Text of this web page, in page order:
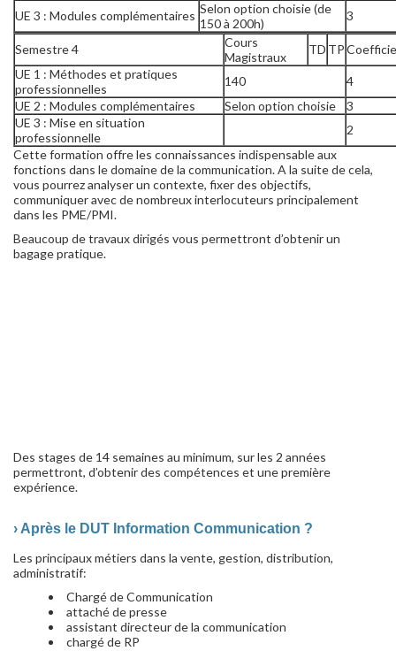
UE 3 : Modules complémentaires Selon option choisie (de
150 à 200h)
3
Semestre 4
Cours
Magistraux
TD TP
UE 1 : Méthodes et pratiques
professionnelles
140
4
UE 2 : Modules complémentaires
Selon option choisie
3
UE 3 : Mise en situation
professionnelle
2
Cette formation offre les connaissances indispensable aux
fonctions dans le domaine de la communication. A la suite de cela,
vous pourrez analyser un contexte, fixer des objectifs,
communiquer avec de nombreux interlocuteurs principalement
dans les PME/PMI.
Beaucoup de travaux dirigés vous permettront d’obtenir un
bagage pratique.
Des stages de 14 semaines au minimum, sur les 2 années
permettront, d’obtenir des compétences et une première
expérience.
› Après le DUT Information Communication ?
Les principaux métiers dans la vente, gestion, distribution,
administratif:
Chargé de Communication
attaché de presse
assistant directeur de la communication
chargé de RP